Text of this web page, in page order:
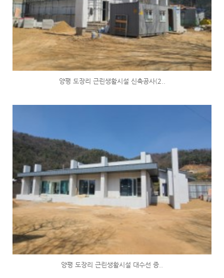
양평 도장리 근린생활시설 신축공사(2..
양평 도장리 근린생활시설 대수선 증..